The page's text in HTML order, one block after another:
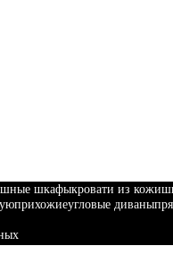
шкафыкровати из кожи
прихожиеугловые диваны